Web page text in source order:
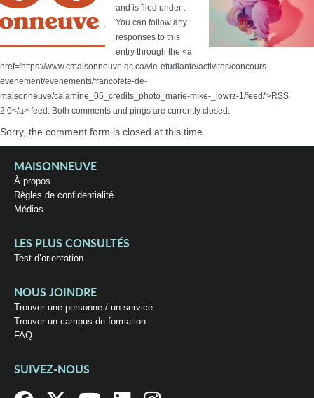
and is filed under .
You can follow any
responses to this
entry through the <a
href='https://www.cmaisonneuve.qc.ca/vie-etudiante/activites/concours-
evenement/evenements/francofete-de-
maisonneuve/calamine_05_credits_photo_marie-mike-_lowrz-1/feed/'>RSS
2.0</a> feed. Both comments and pings are currently closed.
Sorry, the comment form is closed at this time.
MAISONNEUVE
À propos
Règles de confidentialité
Médias
LES PLUS CONSULTÉS
Test d’orientation
NOUS JOINDRE
Trouver une personne / un service
Trouver un campus de formation
FAQ
SUIVEZ-NOUS